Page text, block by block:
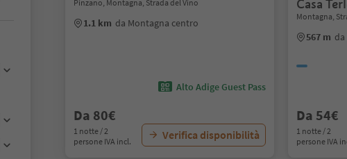
Pinzano, Montagna, Strada del Vino
1.1 km da Montagna centro
Alto Adige Guest Pass
Da 80€
1 notte / 2
persone IVA incl.
Verifica disponibilità
Casa
Montagna,
567 m
Da 54€
1 notte / 2
persone IVA